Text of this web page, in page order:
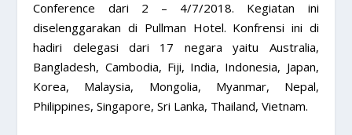
Conference dari 2 – 4/7/2018. Kegiatan ini
diselenggarakan di Pullman Hotel. Konfrensi ini di
hadiri delegasi dari 17 negara yaitu Australia,
Bangladesh, Cambodia, Fiji, India, Indonesia, Japan,
Korea, Malaysia, Mongolia, Myanmar, Nepal,
Philippines, Singapore, Sri Lanka, Thailand, Vietnam.